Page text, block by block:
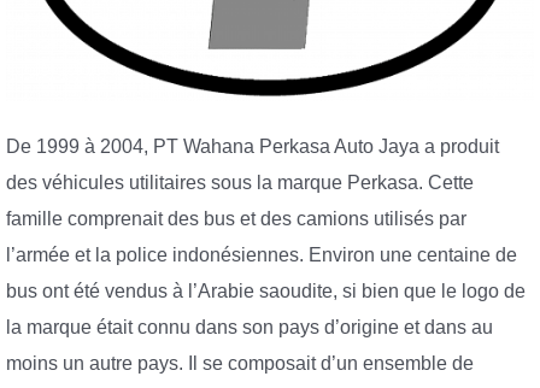
De 1999 à 2004, PT Wahana Perkasa Auto Jaya a produit
des véhicules utilitaires sous la marque Perkasa. Cette
famille comprenait des bus et des camions utilisés par
l’armée et la police indonésiennes. Environ une centaine de
bus ont été vendus à l’Arabie saoudite, si bien que le logo de
la marque était connu dans son pays d’origine et dans au
moins un autre pays. Il se composait d’un ensemble de